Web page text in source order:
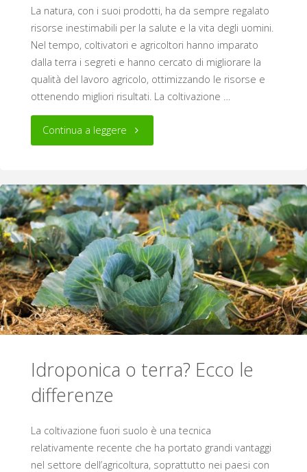
La natura, con i suoi prodotti, ha da sempre regalato
risorse inestimabili per la salute e la vita degli uomini.
Nel tempo, coltivatori e agricoltori hanno imparato
dalla terra i segreti e hanno cercato di migliorare la
qualità del lavoro agricolo, ottimizzando le risorse e
ottenendo migliori risultati. La coltivazione …
Continua a leggere "Coltivazione
indoor
e
outdoor:
come
coltivare
a
casa
giardino"
Idroponica o terra? Ecco le
differenze
La coltivazione fuori suolo è una tecnica
relativamente recente che ha portato grandi vantaggi
nel settore dell’agricoltura, soprattutto nei paesi con